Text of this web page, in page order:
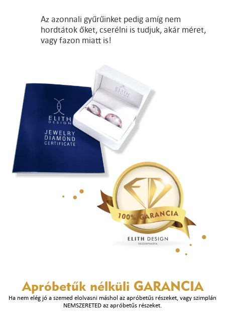
Az azonnali gyűrűinket pedig amíg nem
hordtátok őket, cserélni is tudjuk, akár méret,
vagy fazon miatt is!
Apróbetűk nélküli GARANCIA
Ha nem elég jó a szemed elolvasni máshol az apróbetűs részeket, vagy szimplán
NEMSZERETED az apróbetűs részeket.